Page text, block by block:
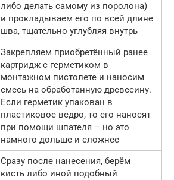
либо делать самому из поролона)
и прокладываем его по всей длине
шва, тщательно углубляя внутрь
Закрепляем приобретённый ранее
картридж с герметиком в
монтажном пистолете и наносим
смесь на обработанную древесину.
Если герметик упакован в
пластиковое ведро, то его наносят
при помощи шпателя – но это
намного дольше и сложнее
Сразу после нанесения, берём
кисть либо иной подобный